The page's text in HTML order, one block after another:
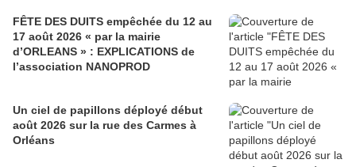
FÊTE DES DUITS empêchée du 12 au
17 août 2026 « par la mairie
d’ORLEANS » : EXPLICATIONS de
l’association NANOPROD
Un ciel de papillons déployé début
août 2026 sur la rue des Carmes à
Orléans